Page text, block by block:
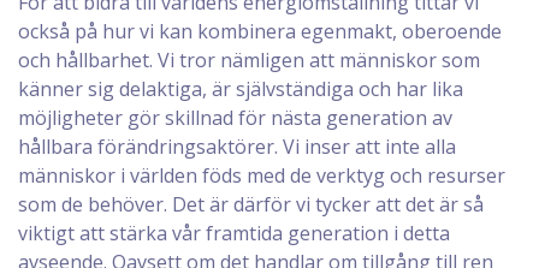
också på hur vi kan kombinera egenmakt, oberoende
och hållbarhet. Vi tror nämligen att människor som
känner sig delaktiga, är självständiga och har lika
möjligheter gör skillnad för nästa generation av
hållbara förändringsaktörer. Vi inser att inte alla
människor i världen föds med de verktyg och resurser
som de behöver. Det är därför vi tycker att det är så
viktigt att stärka vår framtida generation i detta
avseende. Oavsett om det handlar om tillgång till ren